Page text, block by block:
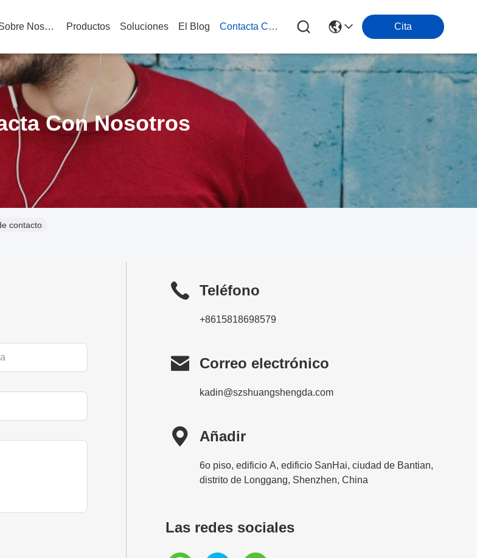
Sobre Nosotros Productos Soluciones El Blog Contacta Con Nosotros Cita
Con Nosotros
contacto
Teléfono
+8615818698579
 Correo electrónico
kadin@szshuangshengda.com
 Añadir
6o piso, edificio A, edificio SanHai, ciudad de Bantian,
distrito de Longgang, Shenzhen, China
Las redes sociales